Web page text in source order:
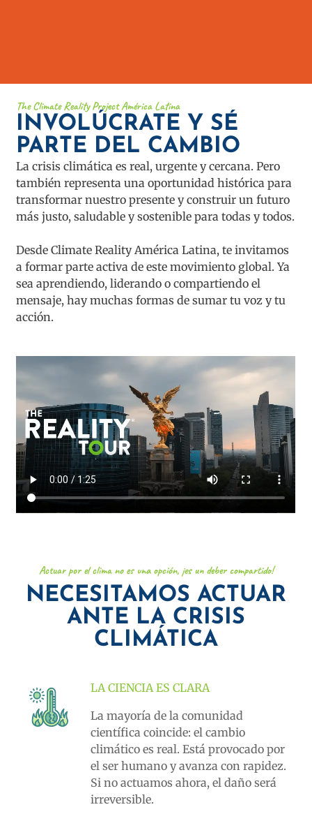
The Climate Reality Project América Latina​
INVOLÚCRATE Y SÉ
PARTE DEL CAMBIO
La crisis climática es real, urgente y cercana. Pero
también representa una oportunidad histórica para
transformar nuestro presente y construir un futuro
más justo, saludable y sostenible para todas y todos.
Desde Climate Reality América Latina, te invitamos
a formar parte activa de este movimiento global. Ya
sea aprendiendo, liderando o compartiendo el
mensaje, hay muchas formas de sumar tu voz y tu
acción.
Actuar por el clima no es una opción, ¡es un deber compartido!
NECESITAMOS ACTUAR
ANTE LA CRISIS
CLIMÁTICA
LA CIENCIA ES CLARA
La mayoría de la comunidad
científica coincide: el cambio
climático es real. Está provocado por
el ser humano y avanza con rapidez.
Si no actuamos ahora, el daño será
irreversible.